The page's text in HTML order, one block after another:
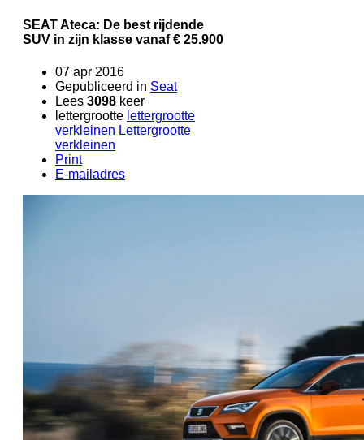
SEAT Ateca: De best rijdende
SUV in zijn klasse vanaf € 25.900
07 apr 2016
Gepubliceerd in Seat
Lees 3098 keer
lettergrootte lettergrootte
verkleinen Lettergrootte
verkleinen
Print
E-mailadres